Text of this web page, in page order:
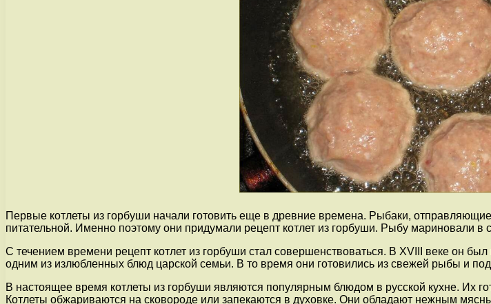
Первые котлеты из горбуши начали готовить еще в древние времена. Рыбаки,
питательной. Именно поэтому они придумали рецепт котлет из горбуши. Рыбу мариновали
С течением времени рецепт котлет из горбуши стал совершенствоваться. В XVIII веке он
одним из излюбленных блюд царской семьи. В то время они готовились из свежей рыбы и
В настоящее время котлеты из горбуши являются популярным блюдом в русской кухне. Их
Котлеты обжариваются на сковороде или запекаются в духовке. Они обладают нежным